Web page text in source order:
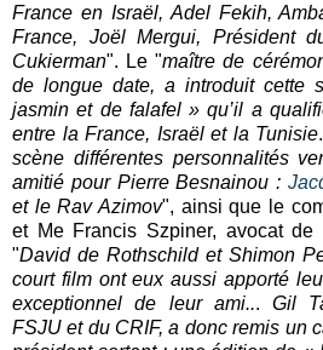
France en Israël, Adel Fekih,
France, Joël Mergui, Président
Cukierman". Le "maître de
de longue date, a introduit cette
jasmin et de falafel » qu’il a
entre la France, Israël et la Tunisie.
scène différentes personnalités
amitié pour Pierre Besnainou :
et le Rav Azimov", ainsi que le
et Me Francis Szpiner, avocat
"David de Rothschild et Shimon
court film ont eux aussi apporté
exceptionnel de leur ami...Gil
FSJU et du CRIF, a donc remis un